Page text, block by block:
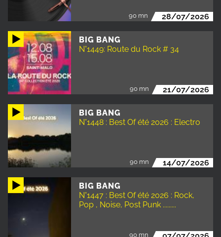
90 mn 28/07/2026
BIG BANG
N°1449: Route du Rock # 34
90 mn 21/07/2026
BIG BANG
N°1448 : Best Of été 2026 : Electro
90 mn 14/07/2026
BIG BANG
N°1447 : Best Of été 2026 : Rock,
Pop , Noise, Post Punk .........
90 mn